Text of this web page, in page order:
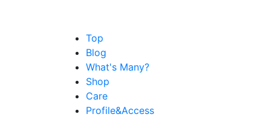
Top
Blog
What's Many?
Shop
Care
Profile&Access